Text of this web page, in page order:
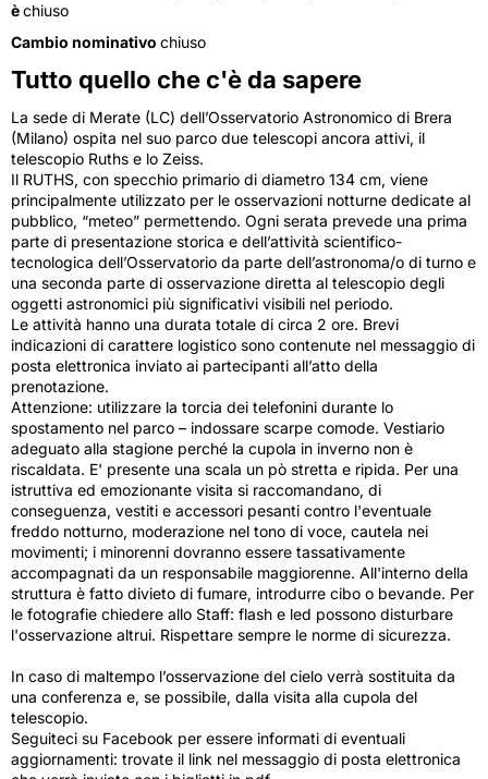
èchiuso
Cambio nominativo chiuso
Tutto quello che c'è da sapere
La sede di Merate (LC) dell’Osservatorio Astronomico di Brera
(Milano) ospita nel suo parco due telescopi ancora attivi, il
telescopio Ruths e lo Zeiss.
Il RUTHS, con specchio primario di diametro 134 cm, viene
principalmente utilizzato per le osservazioni notturne dedicate al
pubblico, “meteo” permettendo. Ogni serata prevede una prima
parte di presentazione storica e dell’attività scientifico-
tecnologica dell’Osservatorio da parte dell’astronoma/o di turno e
una seconda parte di osservazione diretta al telescopio degli
oggetti astronomici più significativi visibili nel periodo.
Le attività hanno una durata totale di circa 2 ore. Brevi
indicazioni di carattere logistico sono contenute nel messaggio di
posta elettronica inviato ai partecipanti all’atto della
prenotazione.
Attenzione: utilizzare la torcia dei telefonini durante lo
spostamento nel parco – indossare scarpe comode. Vestiario
adeguato alla stagione perché la cupola in inverno non è
riscaldata. E' presente una scala un pò stretta e ripida. Per una
istruttiva ed emozionante visita si raccomandano, di
conseguenza, vestiti e accessori pesanti contro l'eventuale
freddo notturno, moderazione nel tono di voce, cautela nei
movimenti; i minorenni dovranno essere tassativamente
accompagnati da un responsabile maggiorenne. All'interno della
struttura è fatto divieto di fumare, introdurre cibo o bevande. Per
le fotografie chiedere allo Staff: flash e led possono disturbare
l'osservazione altrui. Rispettare sempre le norme di sicurezza.
In caso di maltempo l’osservazione del cielo verrà sostituita da
una conferenza e, se possibile, dalla visita alla cupola del
telescopio.
Seguiteci su Facebook per essere informati di eventuali
aggiornamenti: trovate il link nel messaggio di posta elettronica